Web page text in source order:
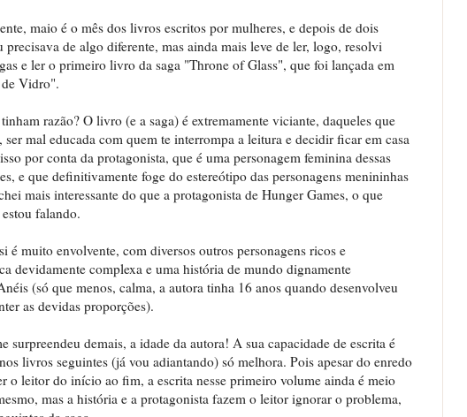
maio é o mês dos livros escritos por mulheres, e depois de dois
de algo diferente, mas ainda mais leve de ler, logo, resolvi
e ler o primeiro livro da saga "Throne of Glass", que foi lançada em
Vidro".
razão? O livro (e a saga) é extremamente viciante, daqueles que
mal educada com quem te interrompa a leitura e decidir ficar em casa
por conta da protagonista, que é uma personagem feminina dessas
e que definitivamente foge do estereótipo das personagens menininhas
mais interessante do que a protagonista de Hunger Games, o que
falando.
é muito envolvente, com diversos outros personagens ricos e
devidamente complexa e uma história de mundo dignamente
(só que menos, calma, a autora tinha 16 anos quando desenvolveu
as devidas proporções).
surpreendeu demais, a idade da autora! A sua capacidade de escrita é
livros seguintes (já vou adiantando) só melhora. Pois apesar do enredo
o leitor do início ao fim, a escrita nesse primeiro volume ainda é meio
mas a história e a protagonista fazem o leitor ignorar o problema,